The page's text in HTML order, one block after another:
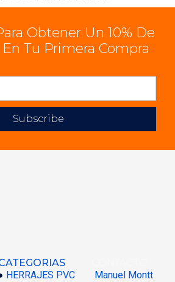
Obtener Un 10% De
Tu Primera Compra
Subscribe
HERRAJES PVC
Manuel Montt